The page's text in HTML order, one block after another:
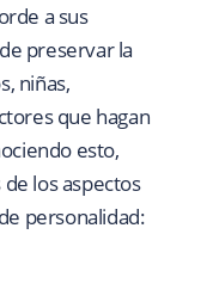
a sus
preservar la
niñas,
que hagan
esto,
los aspectos
personalidad: